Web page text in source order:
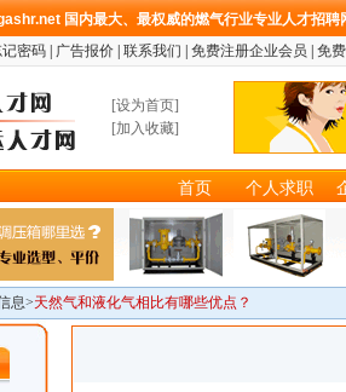
国内最大、最权威的燃气行业专业人才招
密码 广告报价 联系我们 免费注册企业会员 免
[设为首页]
[加入收藏]
首页 个人求职
息>天然气和液化气相比有哪些优点？